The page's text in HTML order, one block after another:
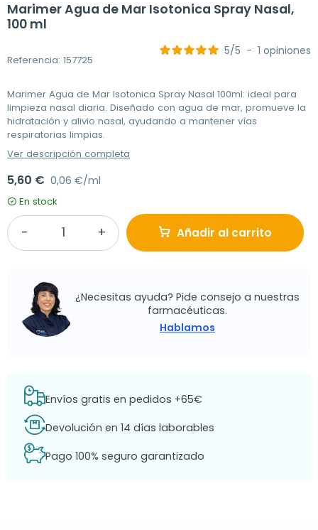
Marimer Agua de Mar Isotonica Spray Nasal,
100 ml
Referencia: 157725
5/5 - 1 opiniones
Marimer Agua de Mar Isotonica Spray Nasal 100ml: ideal para
limpieza nasal diaria. Diseñado con agua de mar, promueve la
hidratación y alivio nasal, ayudando a mantener vías
respiratorias limpias.
Ver descripción completa
5,60 € 0,06 €/ml
En stock
Añadir al carrito
¿Necesitas ayuda? Pide consejo a nuestras
farmacéuticas.
Hablamos
Envíos gratis en pedidos +65€
Devolución en 14 días laborables
Pago 100% seguro garantizado